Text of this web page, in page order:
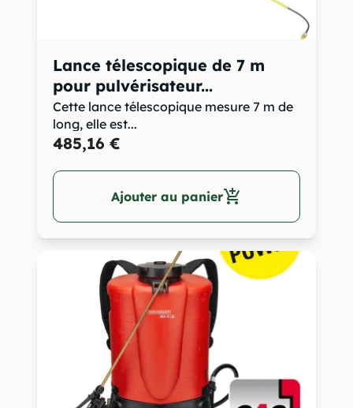
Lance télescopique de 7 m
pour pulvérisateur...
Cette lance télescopique mesure 7 m de
long, elle est...
485,16 €
Ajouter au panieradd_shopping_cart